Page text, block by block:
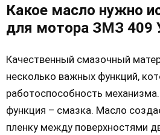
Какое масло нужно
для мотора ЗМЗ 409
Качественный смазочный
несколько важных функций,
работоспособность
функция – смазка. Масло
пленку между поверхностями